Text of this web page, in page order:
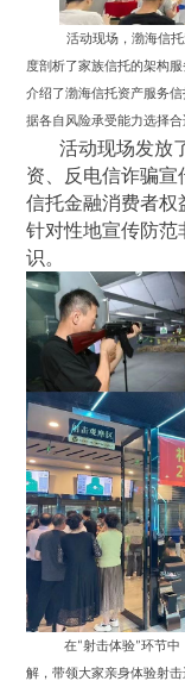
活动现场，渤海信
度剖析了家族信托的架构
介绍了渤海信托资产服务
据各自风险承受能力选择
活动现场发放
资、反电信诈骗
信托金融消费者权
针对性地宣传防范
识。
在“射击体验”环节中
解，带领大家亲身体验射